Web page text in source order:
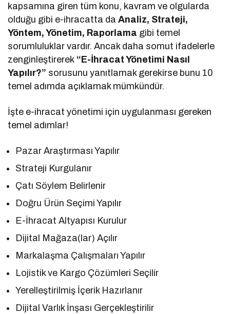
kapsamına giren tüm konu, kavram ve olgularda
olduğu gibi e-ihracatta daAnaliz, Strateji,
Yöntem, Yönetim, Raporlama gibi temel
sorumluluklar vardır. Ancak daha somut ifadelerle
zenginleştirerek “E-İhracat Yönetimi Nasıl
Yapılır?” sorusunu yanıtlamak gerekirse bunu 10
temel adımda açıklamak mümkündür.
İşte e-ihracat yönetimi için uygulanması gereken
temel adımlar!
Pazar Araştırması Yapılır
Strateji Kurgulanır
Çatı Söylem Belirlenir
Doğru Ürün Seçimi Yapılır
E-İhracat Altyapısı Kurulur
Dijital Mağaza(lar) Açılır
Markalaşma Çalışmaları Yapılır
Lojistik ve Kargo Çözümleri Seçilir
Yerelleştirilmiş İçerik Hazırlanır
Dijital Varlık İnşası Gerçekleştirilir